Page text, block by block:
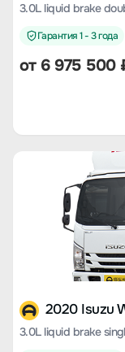
3.0L liquid brake
Гарантия 1 - 3 года
от 6 975 500
2020 Isuzu
3.0L liquid brake